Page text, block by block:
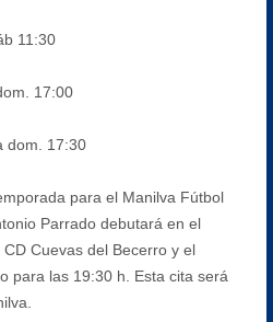
11:30
17:00
dom. 17:30
para el Manilva Fútbol
Parrado debutará en el
Cuevas del Becerro y el
para las 19:30 h. Esta cita será